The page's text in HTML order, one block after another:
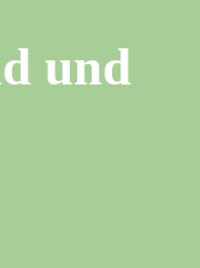
und